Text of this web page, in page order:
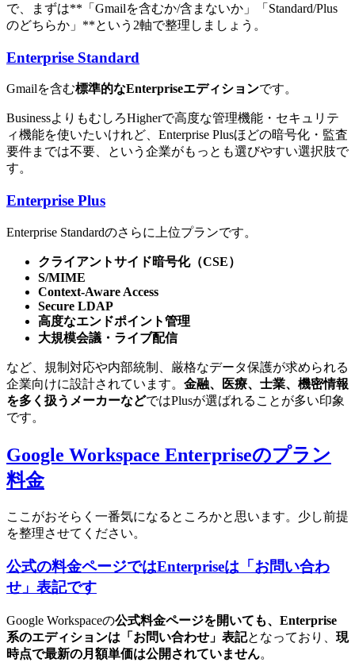
で、まずは**「Gmailを含むか/含まないか」「Standard/Plus
のどちらか」**という2軸で整理しましょう。
Enterprise Standard
Gmailを含む標準的なEnterpriseエディションです。
BusinessよりもむしろHigherで高度な管理機能・セキュリテ
ィ機能を使いたいけれど、Enterprise Plusほどの暗号化・監査
要件までは不要、という企業がもっとも選びやすい選択肢で
す。
Enterprise Plus
Enterprise Standardのさらに上位プランです。
クライアントサイド暗号化（CSE）
S/MIME
Context-Aware Access
Secure LDAP
高度なエンドポイント管理
大規模会議・ライブ配信
など、規制対応や内部統制、厳格なデータ保護が求められる
企業向けに設計されています。 金融、医療、士業、機密情報
を多く扱うメーカーなどではPlusが選ばれることが多い印象
です。
Google Workspace Enterpriseのプラン
料金
ここがおそらく一番気になるところかと思います。少し前提
を整理させてください。
公式の料金ページではEnterpriseは「お問い合わ
せ」表記です
Google Workspaceの公式料金ページを開いても、Enterprise
系のエディションは「お問い合わせ」表記となっており、 現
時点で最新の月額単価は公開されていません。